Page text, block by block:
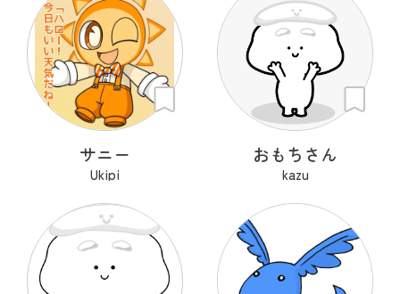
サニー
Ukipi
おもちさん
kazu